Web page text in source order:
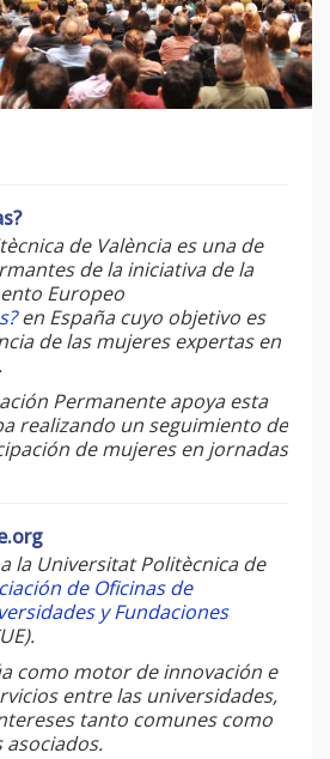
de València es una de
de la iniciativa de la
Europeo
en España cuyo objetivo es
de las mujeres expertas en
Permanente apoya esta
realizando un seguimiento de
de mujeres en jornadas
la Universitat Politècnica de
de Oficinas de
y Fundaciones
como motor de innovación e
entre las universidades,
tanto comunes como
asociados.